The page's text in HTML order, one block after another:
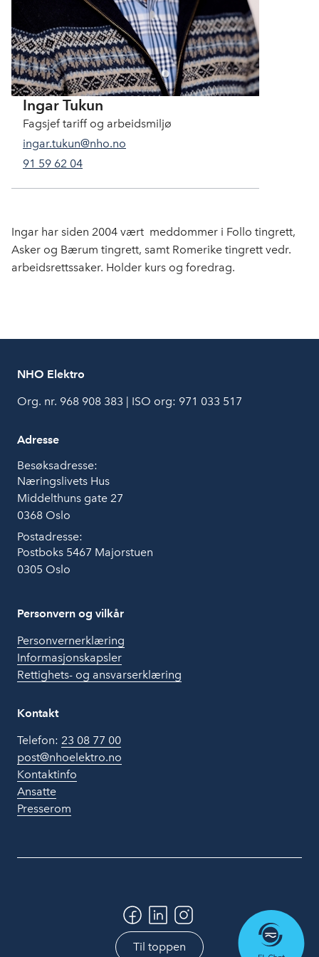
Ingar Tukun
Fagsjef tariff og arbeidsmiljø
ingar.tukun@nho.no
91 59 62 04
Ingar har siden 2004 vært meddommer i Follo tingrett,
Asker og Bærum tingrett, samt Romerike tingrett vedr.
arbeidsrettssaker. Holder kurs og foredrag.
NHO Elektro
Org. nr. 968 908 383 | ISO org: 971 033 517
Adresse
Besøksadresse:
Næringslivets Hus
Middelthuns gate 27
0368 Oslo
Postadresse:
Postboks 5467 Majorstuen
0305 Oslo
Personvern og vilkår
Personvernerklæring
Informasjonskapsler
Rettighets- og ansvarserklæring
Kontakt
Telefon: 23 08 77 00
post@nhoelektro.no
Kontaktinfo
Ansatte
Presserom
Til toppen